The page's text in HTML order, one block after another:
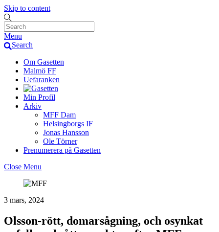
Skip to content
Menu
Search
Om Gasetten
Malmö FF
Uefaranken
Min Profil
Arkiv
MFF Dam
Helsingborgs IF
Jonas Hansson
Ole Törner
Prenumerera på Gasetten
Close Menu
3 mars, 2024
Olsson-rött, domarsågning, och osynkat